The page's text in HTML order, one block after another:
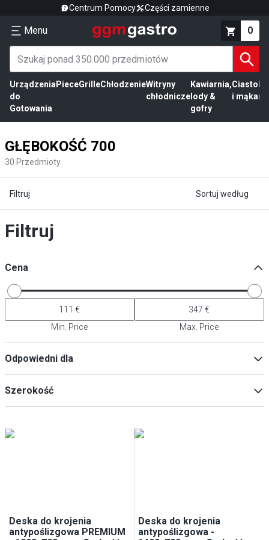
Centrum Pomocy Części zamienne
Menu 0
Urządzenia
do
Gotowania
PieceGrilleChłodzenieWitryny
chłodnicze
Kawiarnia,
lody &
gofry
Ciasto
i mąka
GŁĘBOKOŚĆ 700
30 Przedmioty
Filtruj Sortuj według
Filtruj
Cena
Min. Price Max. Price
Odpowiedni dla
39387(30
Szerokość
Deska do krojenia
antypoślizgowa PREMIUM
Deska do krojenia
antypoślizgowa -